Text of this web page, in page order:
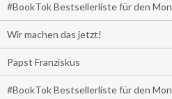
#BookTok Bestsellerliste für den
Wir machen das jetzt!
Papst Franziskus
#BookTok Bestsellerliste für den